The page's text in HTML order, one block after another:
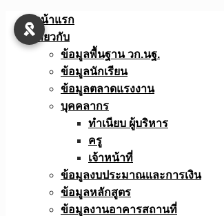
Skip
หน้าแรก
เกี่ยวกับ
ข้อมูลพื้นฐาน วก.นฐ.
ข้อมูลนักเรียน
ข้อมูลตลาดแรงงาน
บุคคลากร
ทำเนียบ ผู้บริหาร
ครู
เจ้าหน้าที่
ข้อมูลงบประมาณเเละการเงิน
ข้อมูลหลักสูตร
ข้อมูลงานอาคารสถานที่